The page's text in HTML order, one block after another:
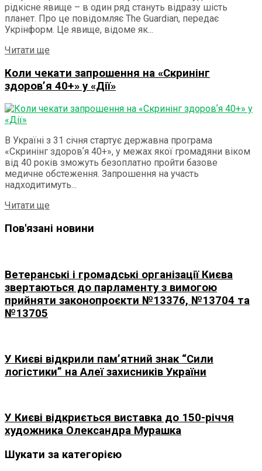
рідкісне явище – в один ряд стануть відразу шість
планет. Про це повідомляє The Guardian, передає
Укрінформ. Це явище, відоме як...
Читати ще
Коли чекати запрошення на «Скринінг
здоровʼя 40+» у «Дії»
В Україні з 31 січня стартує державна програма
«Скринінг здоровʼя 40+», у межах якої громадяни віком
від 40 років зможуть безоплатно пройти базове
медичне обстеження. Запрошення на участь
надходитимуть...
Читати ще
Пов'язані новини
Ветеранські і громадські організації Києва
звертаються до парламенту з вимогою
прийняти законопроєкти №13376, №13704 та
№13705
У Києві відкрили пам’ятний знак “Сили
логістики” на Алеї захисників України
У Києві відкриється виставка до 150-річчя
художника Олександра Мурашка
Шукати за категорією